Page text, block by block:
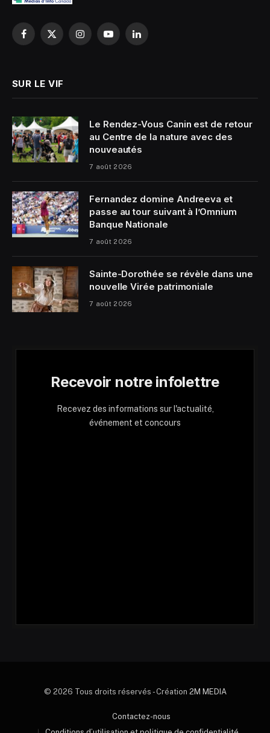
Facebook
X
InstagramYouTubeLinkedIn
SUR LE VIF
Le Rendez-Vous Canin est de retour
au Centre de la nature avec des
nouveautés
7 août 2026
Fernandez domine Andreeva et
passe au tour suivant à l’Omnium
Banque Nationale
7 août 2026
Sainte-Dorothée se révèle dans une
nouvelle Virée patrimoniale
7 août 2026
Recevoir notre infolettre
Recevez des informations sur l'actualité,
événement et concours
© 2026 Tous droits réservés - Création 2M MEDIA
Contactez-nous